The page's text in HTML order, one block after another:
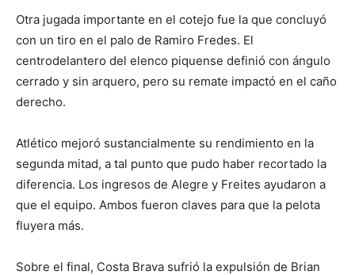
Otra jugada importante en el cotejo fue la que concluyó
con un tiro en el palo de Ramiro Fredes. El
centrodelantero del elenco piquense definió con ángulo
cerrado y sin arquero, pero su remate impactó en el caño
derecho.
Atlético mejoró sustancialmente su rendimiento en la
segunda mitad, a tal punto que pudo haber recortado la
diferencia. Los ingresos de Alegre y Freites ayudaron a
que el equipo. Ambos fueron claves para que la pelota
fluyera más.
Sobre el final, Costa Brava sufrió la expulsión de Brian